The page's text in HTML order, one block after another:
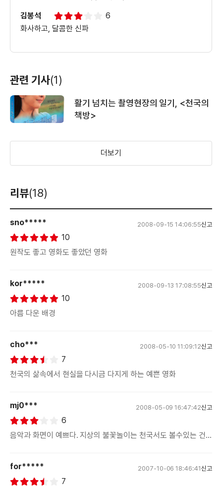
김봉석
6
화사하고, 달콤한 신파
관련 기사(1)
활기 넘치는 촬영현장의 일기, <천국의
책방>
더보기
리뷰(18)
sno***** 2008-09-15 14:06:55신고
10
원작도 좋고 영화도 좋았던 영화
kor***** 2008-09-13 17:08:55신고
10
아름 다운 배경
cho*** 2008-05-10 11:09:12신고
7
천국의 삶속에서 현실을 다시금 다지게 하는 예쁜 영화
mj0*** 2008-05-09 16:47:42신고
6
음악과 화면이 예쁘다. 지상의 불꽃놀이는 천국서도 볼수있는 건...
for***** 2007-10-06 18:46:41신고
7